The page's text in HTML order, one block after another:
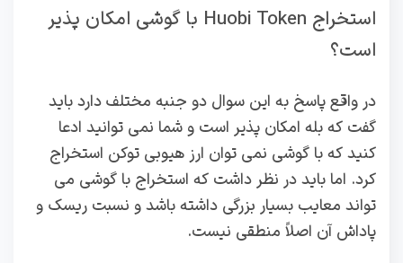
استخراج Huobi Token با گوشی امکان پذیر
است؟
در واقع پاسخ به این سوال دو جنبه مختلف دارد باید
گفت که بله امکان پذیر است و شما نمی توانید ادعا
کنید که با گوشی نمی‌ توان ارز هیوبی توکن استخراج
کرد. اما باید در نظر داشت که استخراج با گوشی می‌
تواند معایب بسیار بزرگی داشته باشد و نسبت ریسک و
پاداش آن اصلاً منطقی نیست.